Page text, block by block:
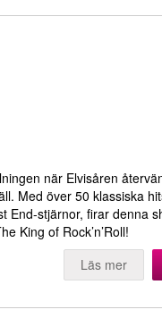
när Elvisåren
Med över 50 klassiska
End-stjärnor, firar denna
King of Rock’n’Roll!
Läs mer